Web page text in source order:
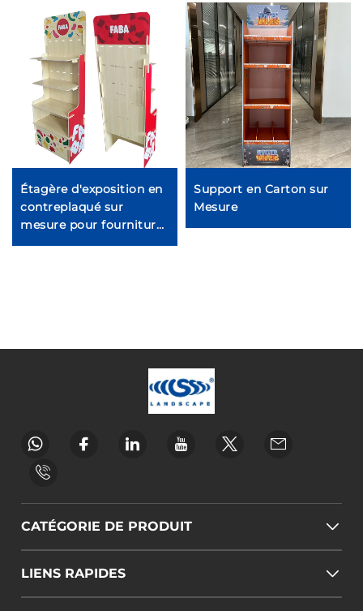
Étagère d'exposition en
contreplaqué sur
mesure pour fournitures
animales Ljmzj0001
Support en Carton sur
Mesure
CATÉGORIE DE PRODUIT
LIENS RAPIDES